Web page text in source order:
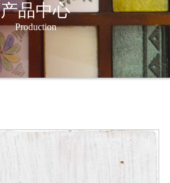
产品中心
Production